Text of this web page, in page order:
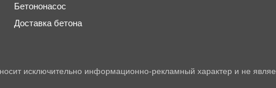
Бетононасос
Доставка бетона
исключительно информационно-рекламный характер и не